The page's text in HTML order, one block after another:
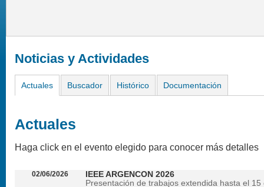
Noticias y Actividades
Actuales Buscador Histórico Documentación
Actuales
Haga click en el evento elegido para conocer más detalles
02/06/2026
IEEE ARGENCON 2026
Presentación de trabajos extendida hasta el 15